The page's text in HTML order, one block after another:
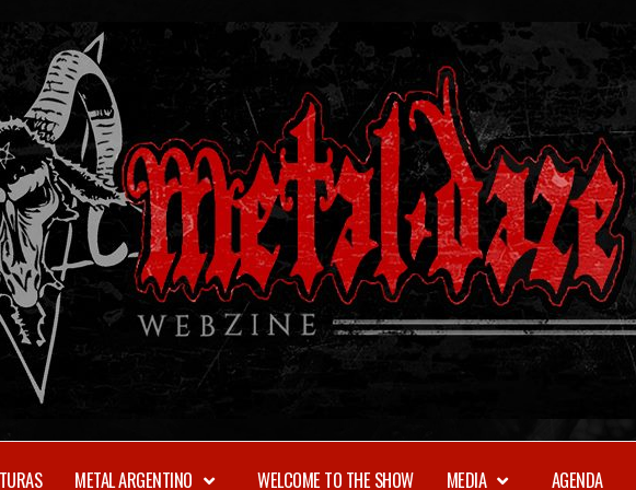
METAL ARGENTINO WELCOME TO THE SHOW MEDIA AGENDA